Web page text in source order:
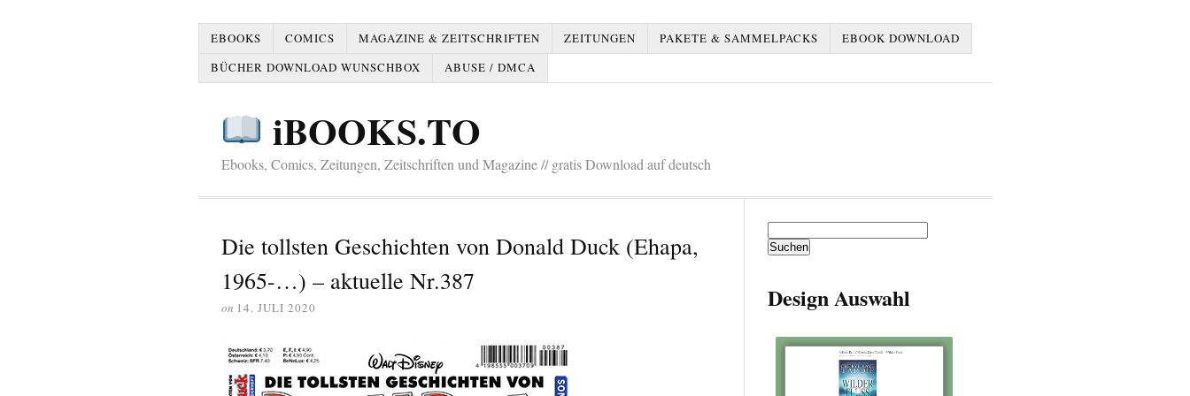
EBOOKS COMICS MAGAZINE & ZEITSCHRIFTEN ZEITUNGEN PAKETE & SAMMELPACKS
EBOOK DOWNLOAD
BÜCHER DOWNLOAD WUNSCHBOX
ABUSE / DMCA
iBOOKS.TO
Ebooks, Comics, Zeitungen, Zeitschriften und Magazine // gratis Download auf deutsch
Die tollsten Geschichten von Donald Duck (Ehapa,
1965-…) – aktuelle Nr.387
on 14. JULI 2020
nach:
Design Auswahl